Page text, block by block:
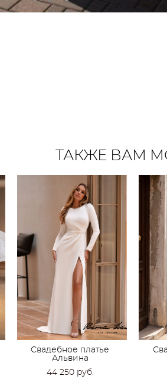
ТАКЖЕ ВАМ
Свадебное платье
Альвина
44 250 pуб.